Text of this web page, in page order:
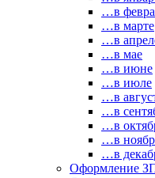
…в
…в марте
…в
…в мае
…в июне
…в июле
…в
…в
…в
…в
…в
Оформление